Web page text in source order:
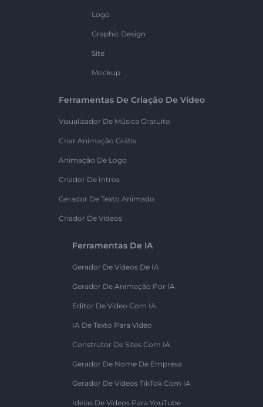
Logo
Graphic Design
Site
Mockup
Ferramentas De Criação De Vídeo
Visualizador De Música Gratuito
Criar Animação Grátis
Animação De Logo
Criador De Intros
Gerador De Texto Animado
Criador De Vídeos
Ferramentas De IA
Gerador De Vídeos De IA
Gerador De Animação Por IA
Editor De Vídeo Com IA
IA De Texto Para Vídeo
Construtor De Sites Com IA
Gerador De Nome De Empresa
Gerador De Vídeos TikTok Com IA
Ideias De Vídeos Para YouTube